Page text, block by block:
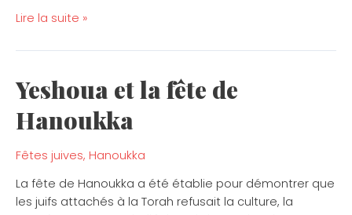
Lire la suite »
Yeshoua et la fête de
Hanoukka
Fêtes juives, Hanoukka
La fête de Hanoukka a été établie pour démontrer que
les juifs attachés à la Torah refusait la culture, la
Yeshoua
et
la
de